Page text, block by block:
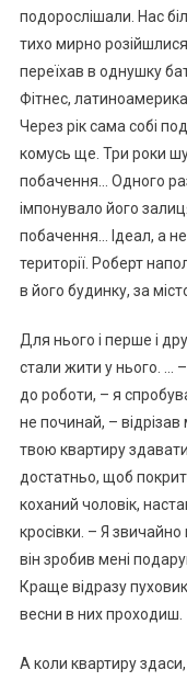
подорослішали. Нас
тихо мирно
переїхав в однушку
Фітнес,
Через рік сама собі
комусь ще. Три роки
побачення… Одного
імпонувало його
побачення… Ідеал, а
території. Роберт
в його будинку, за
Для нього і перше і
стали жити у нього. …
до роботи, – я
не починай, –
твою квартиру
достатньо, щоб
коханий чоловік,
кросівки. – Я
він зробив мені
Краще відразу
весни в них проходиш.
А коли квартиру здаси,